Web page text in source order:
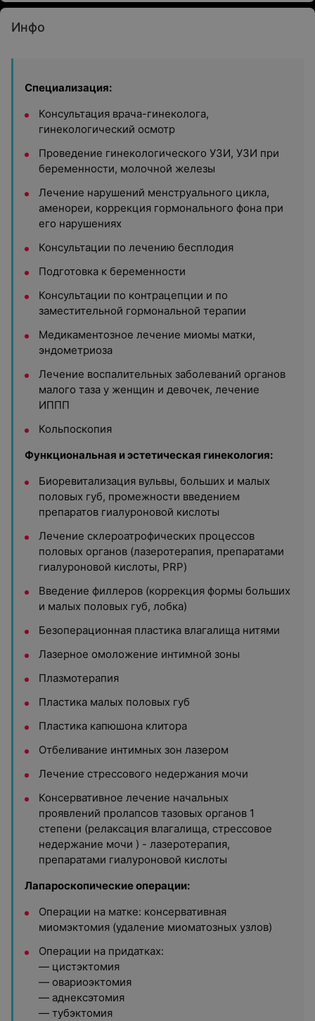
Инфо
Специализация:
Консультация врача-гинеколога,
гинекологический осмотр
Проведение гинекологического УЗИ, УЗИ при
беременности, молочной железы
Лечение нарушений менструального цикла,
аменореи, коррекция гормонального фона при
его нарушениях
Консультации по лечению бесплодия
Подготовка к беременности
Консультации по контрацепции и по
заместительной гормональной терапии
Медикаментозное лечение миомы матки,
эндометриоза
Лечение воспалительных заболеваний органов
малого таза у женщин и девочек, лечение
ИППП
Кольпоскопия
Функциональная и эстетическая гинекология:
Биоревитализация вульвы, больших и малых
половых губ, промежности введением
препаратов гиалуроновой кислоты
Лечение склероатрофических процессов
половых органов (лазеротерапия, препаратами
гиалуроновой кислоты, PRP)
Введение филлеров (коррекция формы больших
и малых половых губ, лобка)
Безоперационная пластика влагалища нитями
Лазерное омоложение интимной зоны
Плазмотерапия
Пластика малых половых губ
Пластика капюшона клитора
Отбеливание интимных зон лазером
Лечение стрессового недержания мочи
Консервативное лечение начальных
проявлений пролапсов тазовых органов 1
степени (релаксация влагалища, стрессовое
недержание мочи ) - лазеротерапия,
препаратами гиалуроновой кислоты
Лапароскопические операции:
Операции на матке: консервативная
миомэктомия (удаление миоматозных узлов)
Операции на придатках:
— цистэктомия
— овариоэктомия
— аднексэтомия
— тубэктомия